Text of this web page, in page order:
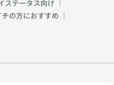
ステータス向け ｜
チの方におすすめ ｜